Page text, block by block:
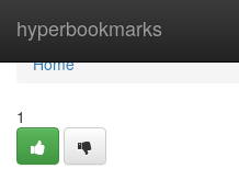
hyperbookmarks
Home
Home
1